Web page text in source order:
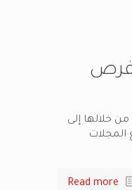
فرص
خلالها إلى
المجلات
Read more